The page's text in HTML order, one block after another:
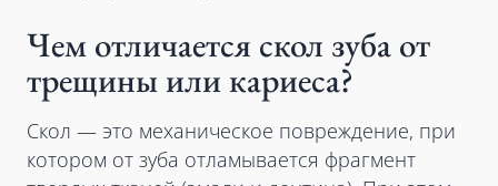
Чем отличается скол зуба от
трещины или кариеса?
Скол — это механическое повреждение, при
котором от зуба отламывается фрагмент